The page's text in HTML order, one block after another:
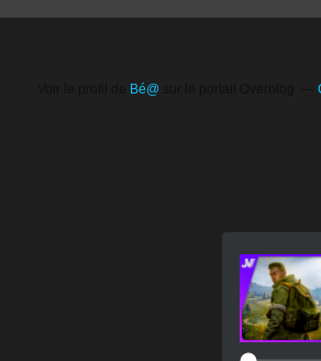
Bé@sur le portail Overblog